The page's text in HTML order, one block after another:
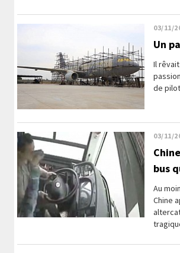
03/11/
Un
Il
de
03/11/
bus
Au
Chine